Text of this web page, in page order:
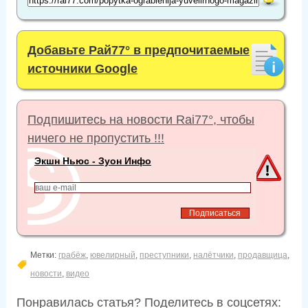
Добавьте Рай77° в предпочитаемые
источники Google
Подпишитесь на новости Rai77°, чтобы
ничего не пропустить !!!
Экшн Ньюс - Зуон Инфо
Метки: грабёж, ювелирный, преступники, налётчики, продавщица,
новости, видео
Понравилась статья? Поделитесь в соцсетях: